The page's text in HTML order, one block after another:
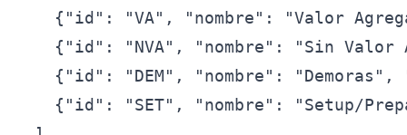
{"id": "VA", "nombre": "Valor
{"id": "NVA", "nombre": "Sin Valor
{"id": "DEM", "nombre": "Demoras",
{"id": "SET", "nombre": "Setup/